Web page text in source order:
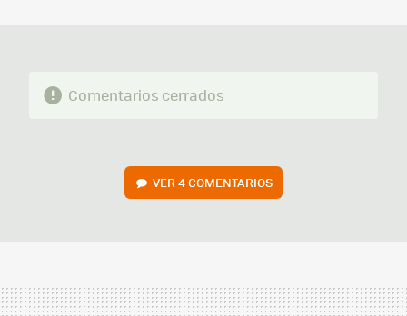
Comentarios cerrados
VER4 COMENTARIOS